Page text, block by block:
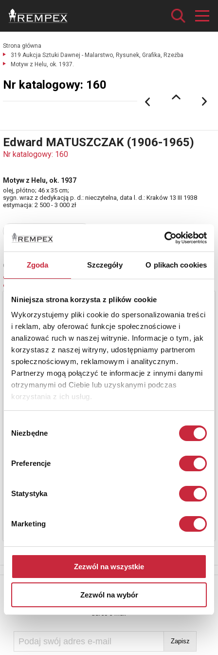
Zgoda Szczegóły O plikach cookies
Niniejsza strona korzysta z plików cookie
Wykorzystujemy pliki cookie do spersonalizowania treści
i reklam, aby oferować funkcje społecznościowe i
analizować ruch w naszej witrynie. Informacje o tym, jak
korzystasz z naszej witryny, udostępniamy partnerom
społecznościowym, reklamowym i analitycznym.
Partnerzy mogą połączyć te informacje z innymi danymi
otrzymanymi od Ciebie lub uzyskanymi podczas
korzystania z ich usług.
zgody
Niezbędne
Preferencje
Statystyka
Marketing
Zezwól na wszystkie
Zezwól na wybór
Strona główna
319 Aukcja Sztuki Dawnej - Malarstwo, Rysunek, Grafika, Rzeźba
Motyw z Helu, ok. 1937.
Nr katalogowy: 160
Edward MATUSZCZAK (1906-1965)
Nr katalogowy: 160
Motyw z Helu, ok. 1937
olej, płótno; 46 x 35 cm;
sygn. wraz z dedykacją p. d.: nieczytelna, data l. d.: Kraków 13 III 1938
estymacja: 2 500 - 3 000 zł
Cena oferowana
2 400 zł
adres e-mail